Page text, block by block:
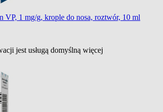
VP, 1 mg/g, krople do nosa, roztwór, 10 ml
jest usługą domyślną więcej